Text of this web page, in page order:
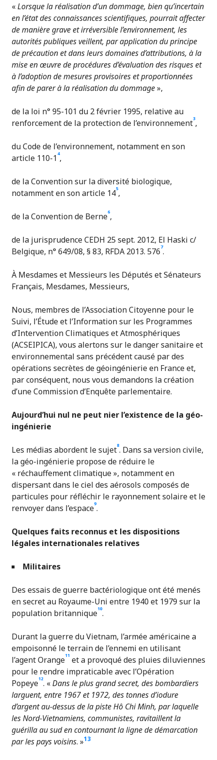
«Lorsque la réalisation d’un dommage, bien qu’incertain
en l’état des connaissances scientifiques, pourrait affecter
de manière grave et irréversible l’environnement, les
autorités publiques veillent, par application du principe
de précaution et dans leurs domaines d’attributions, à la
mise en œuvre de procédures d’évaluation des risques et
à l’adoption de mesures provisoires et proportionnées
afin de parer à la réalisation du dommage»,
de la loi n° 95-101 du 2 février 1995, relative au
renforcement de la protection de l’environnement3,
du Code de l’environnement, notamment en son
article 110-1 4,
de la Convention sur la diversité biologique,
notamment en son article 145,
de la Convention de Berne6,
de la jurisprudence CEDH 25 sept. 2012, El Haski c/
Belgique, n° 649/08, § 83, RFDA 2013. 5767.
À Mesdames et Messieurs les Députés et Sénateurs
Français, Mesdames, Messieurs,
Nous, membres de l’Association Citoyenne pour le
Suivi, l’Étude et l’Information sur les Programmes
d’Intervention Climatiques et Atmosphériques
(ACSEIPICA), vous alertons sur le danger sanitaire et
environnemental sans précédent causé par des
opérations secrètes de géoingénierie en France et,
par conséquent, nous vous demandons la création
d’une Commission d’Enquête parlementaire.
Aujourd’hui nul ne peut nier l’existence de la géo-
ingénierie
Les médias abordent le sujet8. Dans sa version civile,
la géo-ingénierie propose de réduire le
« réchauffement climatique », notamment en
dispersant dans le ciel des aérosols composés de
particules pour réfléchir le rayonnement solaire et le
renvoyer dans l’espace9.
Quelques faits reconnus et les dispositions
légales internationales relatives
Militaires
Des essais de guerre bactériologique ont été menés
en secret au Royaume-Uni entre 1940 et 1979 sur la
population britannique10.
Durant la guerre du Vietnam, l’armée américaine a
empoisonné le terrain de l’ennemi en utilisant
l’agent Orange11 et a provoqué des pluies diluviennes
pour le rendre impraticable avec l’Opération
Popeye12. «Dans le plus grand secret, des bombardiers
larguent, entre 1967 et 1972, des tonnes d’iodure
d’argent au-dessus de la piste Hô Chi Minh, par laquelle
les Nord-Vietnamiens, communistes, ravitaillent la
guérilla au sud en contournant la ligne de démarcation
par les pays voisins. »13